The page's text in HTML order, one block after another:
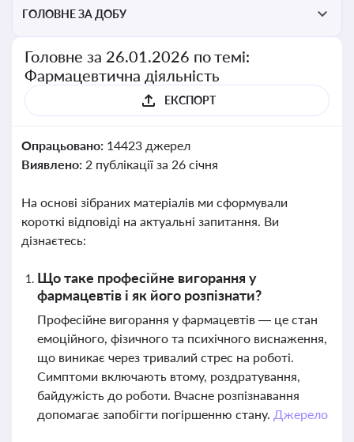
ГОЛОВНЕ ЗА ДОБУ
Головне за 26.01.2026 по темі:
Фармацевтична діяльність
ЕКСПОРТ
Опрацьовано: 14423 джерел
Виявлено: 2 публікації за 26 січня
На основі зібраних матеріалів ми сформували
короткі відповіді на актуальні запитання. Ви
дізнаєтесь:
Що таке професійне вигорання у
фармацевтів і як його розпізнати?
Професійне вигорання у фармацевтів — це стан
емоційного, фізичного та психічного виснаження,
що виникає через тривалий стрес на роботі.
Симптоми включають втому, роздратування,
байдужість до роботи. Вчасне розпізнавання
допомагає запобігти погіршенню стану. Джерело